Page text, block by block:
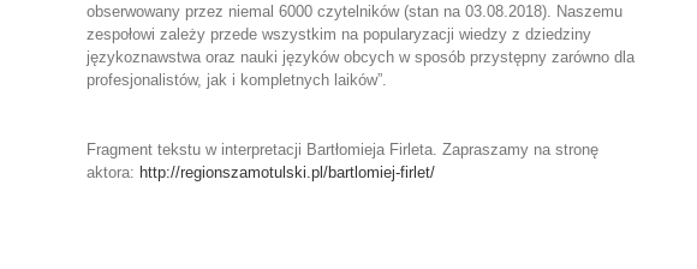
obserwowany przez niemal 6000 czytelników (stan na 03.08.2018). Naszemu
zespołowi zależy przede wszystkim na popularyzacji wiedzy z dziedziny
językoznawstwa oraz nauki języków obcych w sposób przystępny zarówno dla
profesjonalistów, jak i kompletnych laików”.
Fragment tekstu w interpretacji Bartłomieja Firleta. Zapraszamy na stronę
aktora: http://regionszamotulski.pl/bartlomiej-firlet/